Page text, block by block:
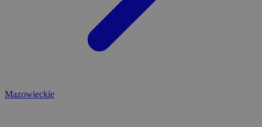
Mazowieckie